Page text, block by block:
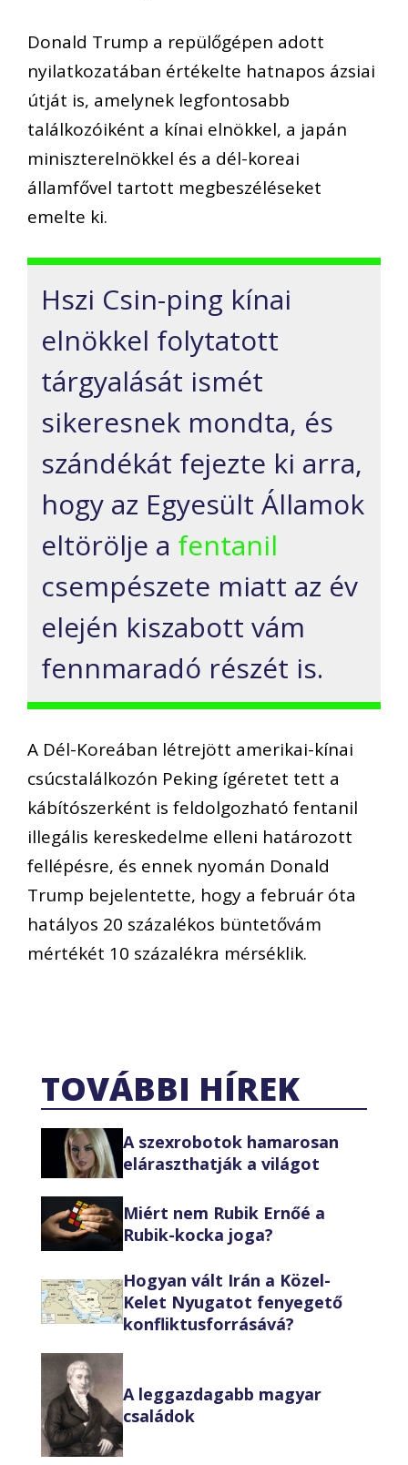
Donald Trump a repülőgépen adott
nyilatkozatában értékelte hatnapos ázsiai
útját is, amelynek legfontosabb
találkozóiként a kínai elnökkel, a japán
miniszterelnökkel és a dél-koreai
államfővel tartott megbeszéléseket
emelte ki.
Hszi Csin-ping kínai
elnökkel folytatott
tárgyalását ismét
sikeresnek mondta, és
szándékát fejezte ki arra,
hogy az Egyesült Államok
eltörölje a fentanil
csempészete miatt az év
elején kiszabott vám
fennmaradó részét is.
A Dél-Koreában létrejött amerikai-kínai
csúcstalálkozón Peking ígéretet tett a
kábítószerként is feldolgozható fentanil
illegális kereskedelme elleni határozott
fellépésre, és ennek nyomán Donald
Trump bejelentette, hogy a február óta
hatályos 20 százalékos büntetővám
mértékét 10 százalékra mérséklik.
TOVÁBBI HÍREK
A szexrobotok hamarosan
eláraszthatják a világot
Miért nem Rubik Ernőé a
Rubik-kocka joga?
Hogyan vált Irán a Közel-
Kelet Nyugatot fenyegető
konfliktusforrásává?
A leggazdagabb magyar
családok